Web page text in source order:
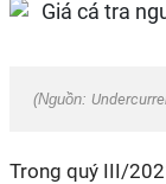
(Nguồn:
Trong quý III/